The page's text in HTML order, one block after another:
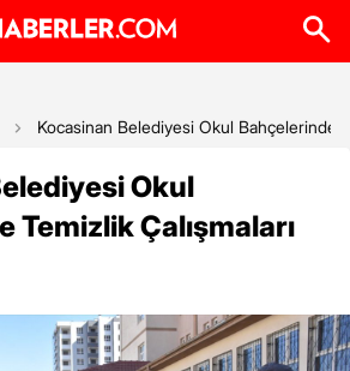
Kocasinan Belediyesi Okul Bahçelerinde
Okul
Temizlik Çalışmaları